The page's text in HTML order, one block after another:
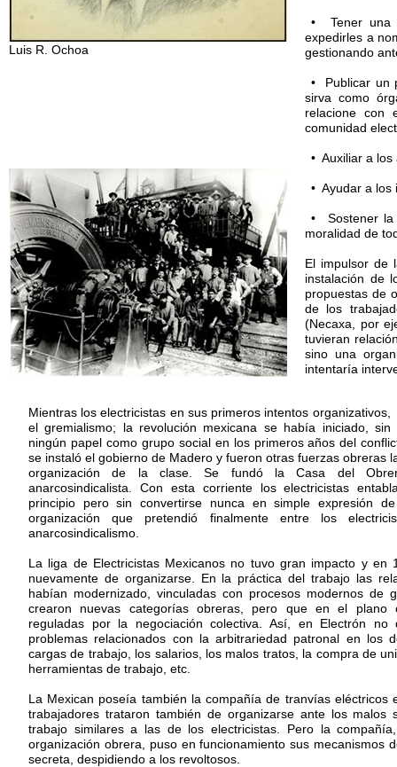
Luis R. Ochoa
• Tener una
expedirles a
gestionando
• Publicar un
sirva como
relacione con
comunidad
• Auxiliar a
• Ayudar a los
• Sostener la
moralidad de
El impulsor de
instalación de
propuestas de
de los
(Necaxa, por
tuvieran
sino una
intentaría
Mientras los electricistas en sus primeros intentos
el gremialismo; la revolución mexicana se había iniciado, sin
ningún papel como grupo social en los primeros años del
se instaló el gobierno de Madero y fueron otras fuerzas obreras
organización de la clase. Se fundó la Casa del
anarcosindicalista. Con esta corriente los electricistas
principio pero sin convertirse nunca en simple expresión
organización que pretendió finalmente entre los
anarcosindicalismo.
La liga de Electricistas Mexicanos no tuvo gran impacto y en
nuevamente de organizarse. En la práctica del trabajo las
habían modernizado, vinculadas con procesos modernos de
crearon nuevas categorías obreras, pero que en el plano
reguladas por la negociación colectiva. Así, en Electrón no
problemas relacionados con la arbitrariedad patronal en los
cargas de trabajo, los salarios, los malos tratos, la compra de
herramientas de trabajo, etc.
La Mexican poseía también la compañía de tranvías eléctricos
trabajadores trataron también de organizarse ante los malos
trabajo similares a las de los electricistas. Pero la
organización obrera, puso en funcionamiento sus mecanismos
secreta, despidiendo a los revoltosos.